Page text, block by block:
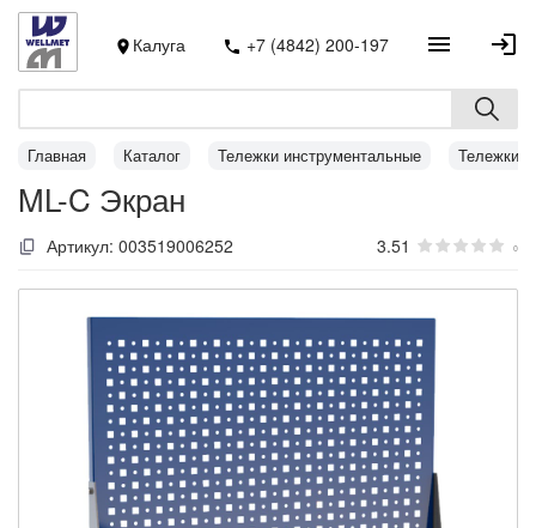
Калуга +7 (4842) 200-197
Главная Каталог Тележки инструментальные Тележки
ML-C Экран
Артикул: 003519006252 3.51 0